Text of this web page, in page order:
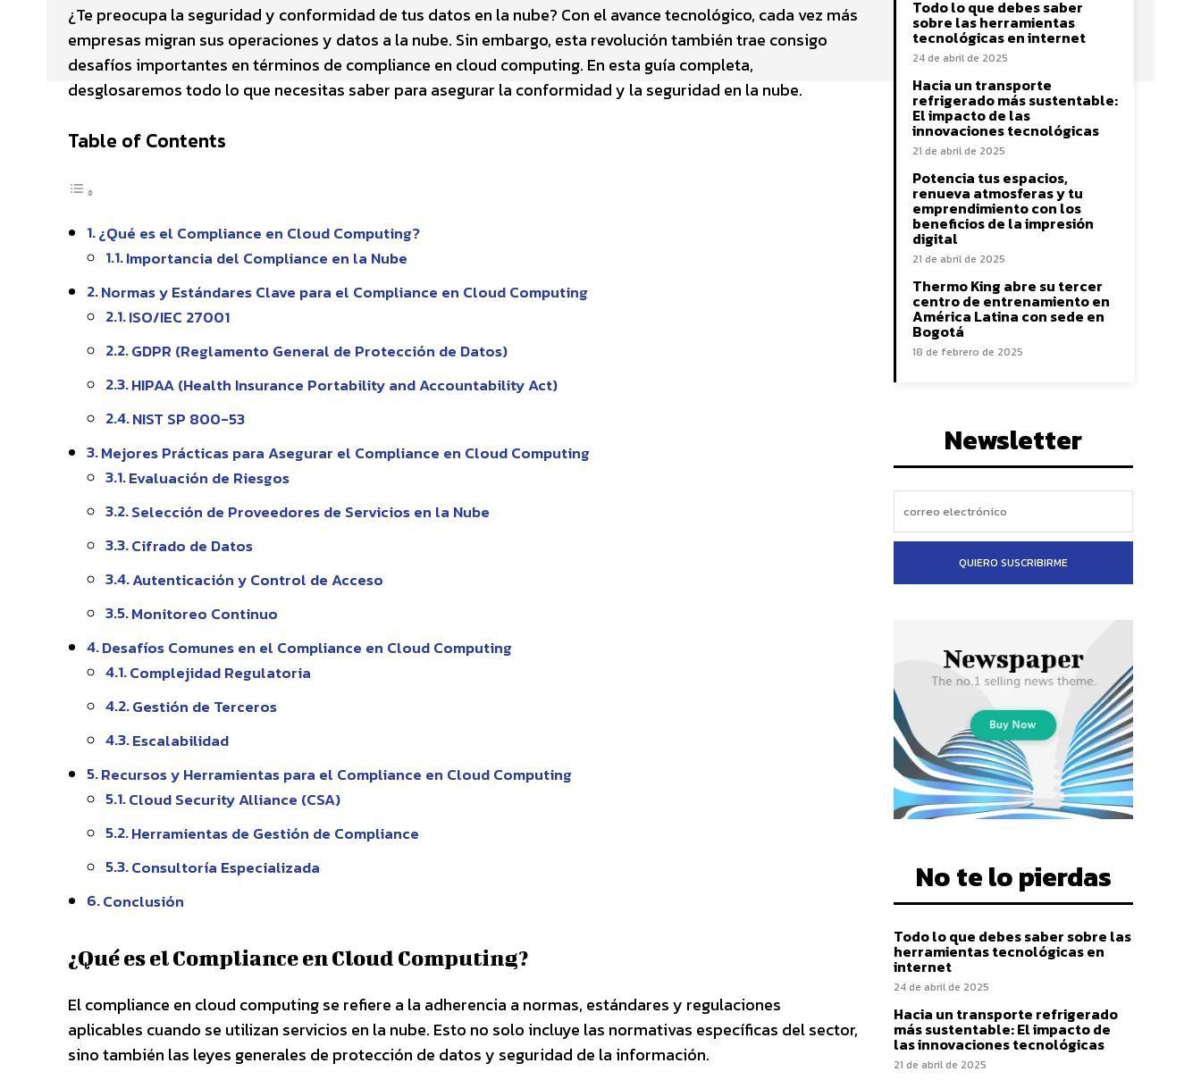
¿Te preocupa la seguridad y conformidad de tus datos en la nube? Con el avance tecnológico, cada vez más
empresas migran sus operaciones y datos a la nube. Sin embargo, esta revolución también trae consigo
desafíos importantes en términos de compliance en cloud computing. En esta guía completa,
desglosaremos todo lo que necesitas saber para asegurar la conformidad y la seguridad en la nube.
Table of Contents
¿Qué es el Compliance en Cloud Computing?
Importancia del Compliance en la Nube
Normas y Estándares Clave para el Compliance en Cloud Computing
ISO/IEC 27001
GDPR (Reglamento General de Protección de Datos)
HIPAA (Health Insurance Portability and Accountability Act)
NIST SP 800-53
Mejores Prácticas para Asegurar el Compliance en Cloud Computing
Evaluación de Riesgos
Selección de Proveedores de Servicios en la Nube
Cifrado de Datos
Autenticación y Control de Acceso
Monitoreo Continuo
Desafíos Comunes en el Compliance en Cloud Computing
Complejidad Regulatoria
Gestión de Terceros
Escalabilidad
Recursos y Herramientas para el Compliance en Cloud Computing
Cloud Security Alliance (CSA)
Herramientas de Gestión de Compliance
Consultoría Especializada
Conclusión
¿Qué es el Compliance en Cloud Computing?
El compliance en cloud computing se refiere a la adherencia a normas, estándares y regulaciones
aplicables cuando se utilizan servicios en la nube. Esto no solo incluye las normativas específicas del sector,
sino también las leyes generales de protección de datos y seguridad de la información.
Todo lo que debes saber
sobre las herramientas
tecnológicas en internet
24 de abril de 2025
Hacia un transporte
refrigerado más sustentable:
El impacto de las
innovaciones tecnológicas
21 de abril de 2025
Potencia tus espacios,
renueva atmosferas y tu
emprendimiento con los
beneficios de la impresión
digital
21 de abril de 2025
Thermo King abre su tercer
centro de entrenamiento en
América Latina con sede en
Bogotá
18 de febrero de 2025
Newsletter
QUIERO SUSCRIBIRME
No te lo pierdas
Todo lo que debes saber sobre las
herramientas tecnológicas en
internet
24 de abril de 2025
Hacia un transporte refrigerado
más sustentable: El impacto de
las innovaciones tecnológicas
21 de abril de 2025